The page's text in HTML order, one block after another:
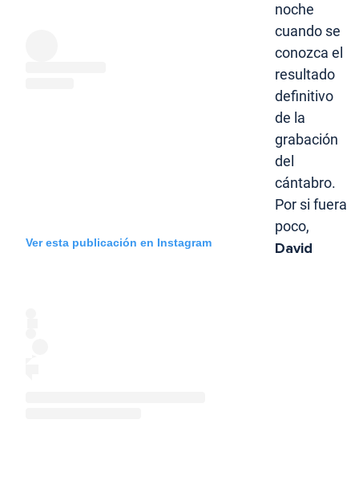
Ver esta publicación en Instagram
noche
cuando se
conozca el
resultado
definitivo
de la
grabación
del
cántabro.
Por si fuera
poco,
David